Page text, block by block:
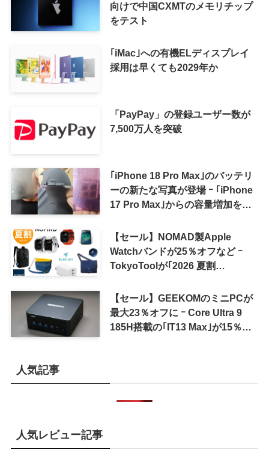
向けで中国CXMTのメモリチップ
をテスト
｢iMac｣への有機ELディスプレイ
採用は早くても2029年か
「PayPay」の登録ユーザー数が
7,500万人を突破
｢iPhone 18 Pro Max｣のバッテリ
ーの新たな写真が登場 ｰ ｢iPhone
17 Pro Max｣からの容量増加を確
【セール】NOMAD製Apple
Watchバンドが25％オフなど ｰ
TokyoToolが｢2026 夏割
【セール】GEEKOMのミニPCが
最大23％オフに ｰ Core Ultra 9
185H搭載の｢IT13 Max｣が15％オ
人気記事
人気レビュー記事